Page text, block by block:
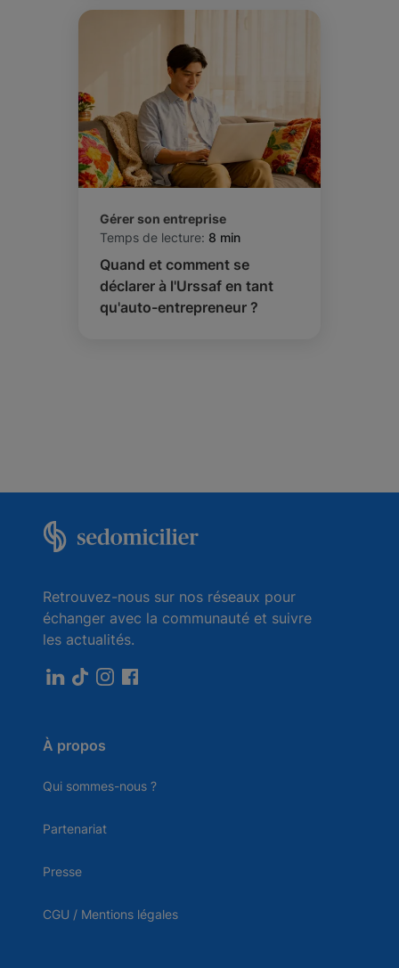
Gérer son entreprise
Temps de lecture: 8 min
Quand et comment se
déclarer à l'Urssaf en tant
qu'auto-entrepreneur ?
Retrouvez-nous sur nos réseaux pour
échanger avec la communauté et suivre
les actualités.
À propos
Qui sommes-nous ?
Partenariat
Presse
CGU / Mentions légales